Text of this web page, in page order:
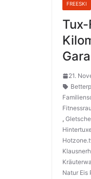
FREESKI
21.
,
Natur Eis